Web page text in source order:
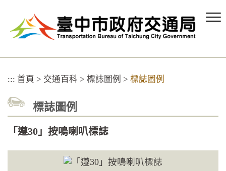
容
::: 首頁 > 交通百科 > 標誌圖例 > 標誌圖例
標誌圖例
「遵30」按鳴喇叭標誌